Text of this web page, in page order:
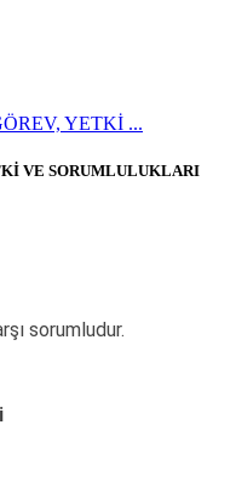
YETKİ ...
VE SORUMLULUKLARI
sorumludur.